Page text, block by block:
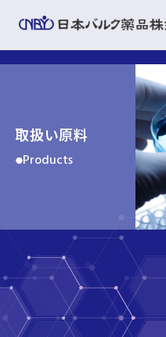
取扱い原料
Products